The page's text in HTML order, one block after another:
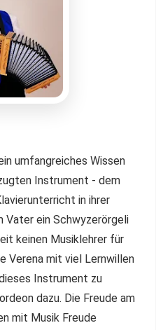
umfangreiches Wissen
Instrument - dem
in ihrer
Vater ein Schwyzerörgeli
keinen Musiklehrer für
Verena mit viel Lernwillen
Instrument zu
dazu. Die Freude am
mit Musik Freude